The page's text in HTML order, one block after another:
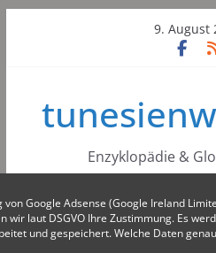
9. August
Enzyklopädie &
von Google Adsense (Google Ireland
wir laut DSGVO Ihre Zustimmung. Es
und gespeichert. Welche Daten